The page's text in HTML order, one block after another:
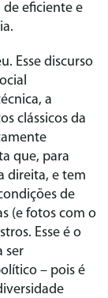
eficiente e
Esse discurso
a
clássicos da
que, para
direita, e tem
de
(e fotos com o
Esse é o
ser
– pois é